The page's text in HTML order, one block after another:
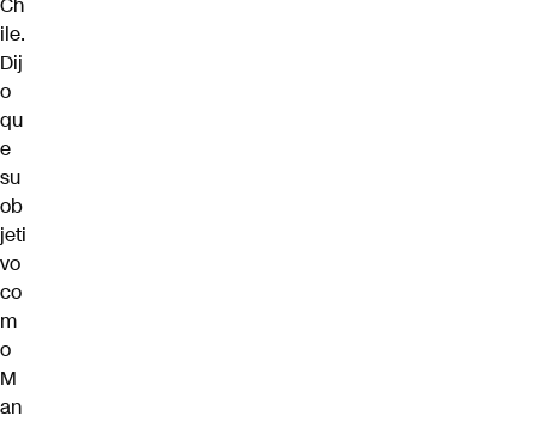
ile.
Dij
o
qu
e
su
ob
jeti
vo
co
m
o
M
an